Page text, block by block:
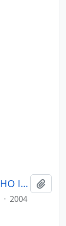
PORANTIM - BRASÍLIA CONSELHO INDIGENISTA MISSIONÁRIO - 2004 - Nº270
· 2004